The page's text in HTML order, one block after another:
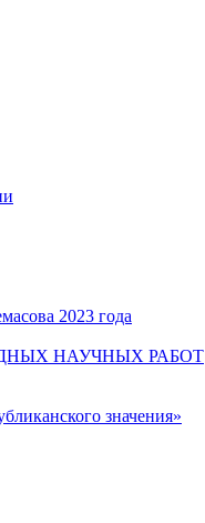
2023 года
НАУЧНЫХ РАБОТ
значения»